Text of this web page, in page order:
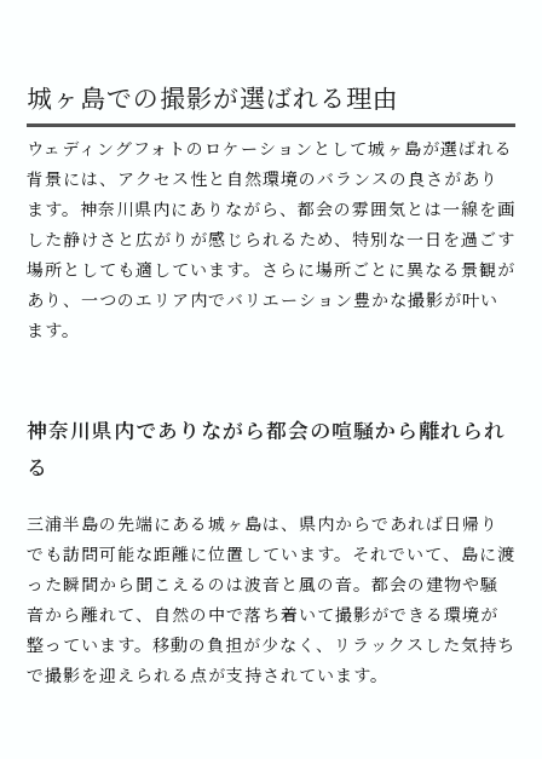
城ヶ島での撮影が選ばれる理由
ウェディングフォトのロケーションとして城ヶ島が選ばれる
背景には、アクセス性と自然環境のバランスの良さがあり
ます。神奈川県内にありながら、都会の雰囲気とは一線を画
した静けさと広がりが感じられるため、特別な一日を過ごす
場所としても適しています。さらに場所ごとに異なる景観が
あり、一つのエリア内でバリエーション豊かな撮影が叶い
ます。
神奈川県内でありながら都会の喧騒から離れられ
る
三浦半島の先端にある城ヶ島は、県内からであれば日帰り
でも訪問可能な距離に位置しています。それでいて、島に渡
った瞬間から聞こえるのは波音と風の音。都会の建物や騒
音から離れて、自然の中で落ち着いて撮影ができる環境が
整っています。移動の負担が少なく、リラックスした気持ち
で撮影を迎えられる点が支持されています。